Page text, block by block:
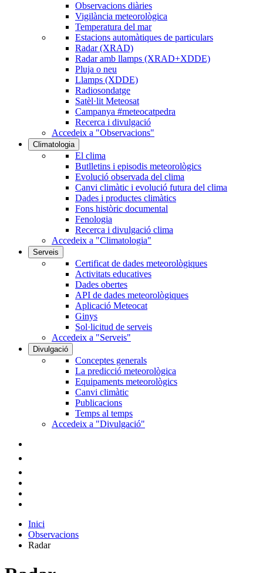
Observacions diàries
Vigilància meteorològica
Temperatura del mar
Estacions automàtiques de particulars
Radar (XRAD)
Radar amb llamps (XRAD+XDDE)
Pluja o neu
Llamps (XDDE)
Radiosondatge
Satèl·lit Meteosat
Campanya #meteocatpedra
Recerca i divulgació
Accedeix a "Observacions"
Climatologia
El clima
Butlletins i episodis meteorològics
Evolució observada del clima
Canvi climàtic i evolució futura del clima
Dades i productes climàtics
Fons històric documental
Fenologia
Recerca i divulgació clima
Accedeix a "Climatologia"
Serveis
Certificat de dades meteorològiques
Activitats educatives
Dades obertes
API de dades meteorològiques
Aplicació Meteocat
Ginys
Sol·licitud de serveis
Accedeix a "Serveis"
Divulgació
Conceptes generals
La predicció meteorològica
Equipaments meteorològics
Canvi climàtic
Publicacions
Temps al temps
Accedeix a "Divulgació"
Inici
Observacions
Radar